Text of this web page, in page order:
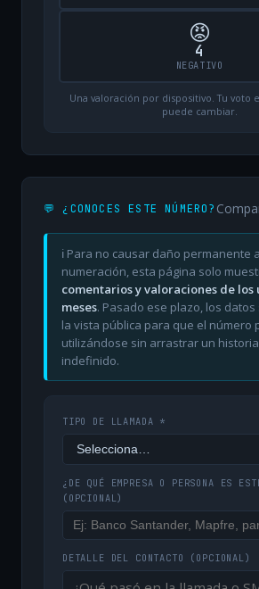
😡
4
NEGATIVO
Una valoración por dispositivo. Tu voto
puede cambiar.
💬 ¿CONOCES ESTE NÚMERO?
ℹ️ Para no causar daño permanente
numeración, esta página solo
comentarios y valoraciones de los
meses. Pasado ese plazo, los
la vista pública para que el número
utilizándose sin arrastrar un
indefinido.
TIPO DE LLAMADA *
¿DE QUÉ EMPRESA O PERSONA ES
(OPCIONAL)
DETALLE DEL CONTACTO (OPCIONAL)